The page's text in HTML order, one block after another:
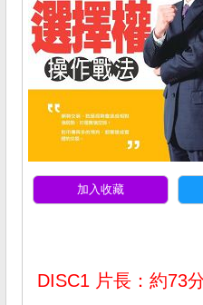
加入收藏
DISC1 片長：約